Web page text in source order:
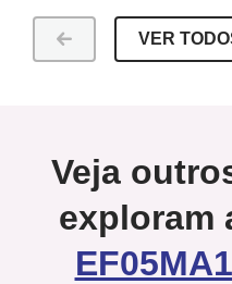
VER
Veja
exploram